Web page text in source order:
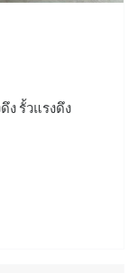
ง รั้วแรงดึง